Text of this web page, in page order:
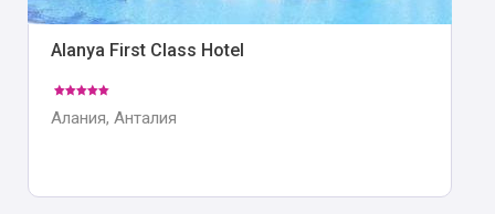
Alanya First Class Hotel
Алания, Анталия